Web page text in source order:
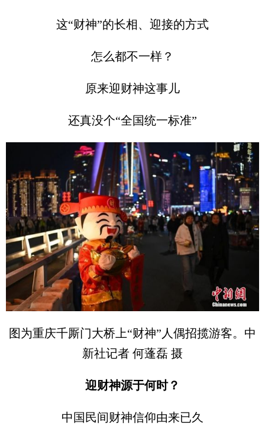
这“财神”的长相、迎接的方式
怎么都不一样？
原来迎财神这事儿
还真没个“全国统一标准”
图为重庆千厮门大桥上“财神”人偶招揽游客。中
新社记者 何蓬磊 摄
迎财神源于何时？
中国民间财神信仰由来已久